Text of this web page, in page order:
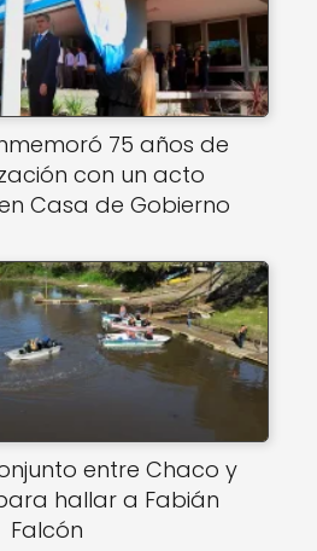
75 años de
con un acto
Casa de Gobierno
entre Chaco y
hallar a Fabián
Falcón